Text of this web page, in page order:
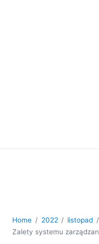
Home 2022
listopad
Zalety systemu